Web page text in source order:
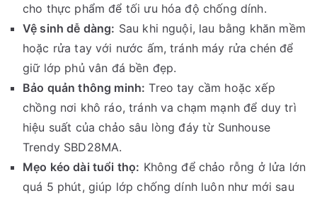
cho thực phẩm để tối ưu hóa độ chống dính.
Vệ sinh dễ dàng: Sau khi nguội, lau bằng khăn mềm
hoặc rửa tay với nước ấm, tránh máy rửa chén để
giữ lớp phủ vân đá bền đẹp.
Bảo quản thông minh: Treo tay cầm hoặc xếp
chồng nơi khô ráo, tránh va chạm mạnh để duy trì
hiệu suất của chảo sâu lòng đáy từ Sunhouse
Trendy SBD28MA.
Mẹo kéo dài tuổi thọ: Không để chảo rỗng ở lửa lớn
quá 5 phút, giúp lớp chống dính luôn như mới sau